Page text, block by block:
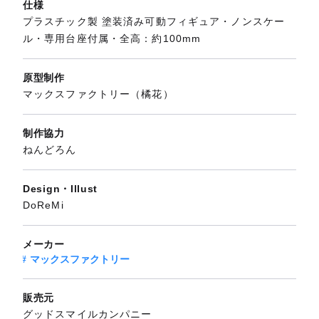
仕様
プラスチック製 塗装済み可動フィギュア・ノンスケー
ル・専用台座付属・全高：約100mm
原型制作
マックスファクトリー（橘花）
制作協力
ねんどろん
Design・Illust
DoReMi
メーカー
マックスファクトリー
販売元
グッドスマイルカンパニー